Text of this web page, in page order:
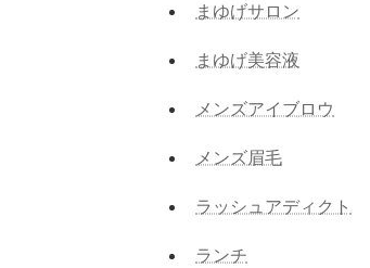
まゆげサロン
まゆげ美容液
メンズアイブロウ
メンズ眉毛
ラッシュアディクト
ランチ